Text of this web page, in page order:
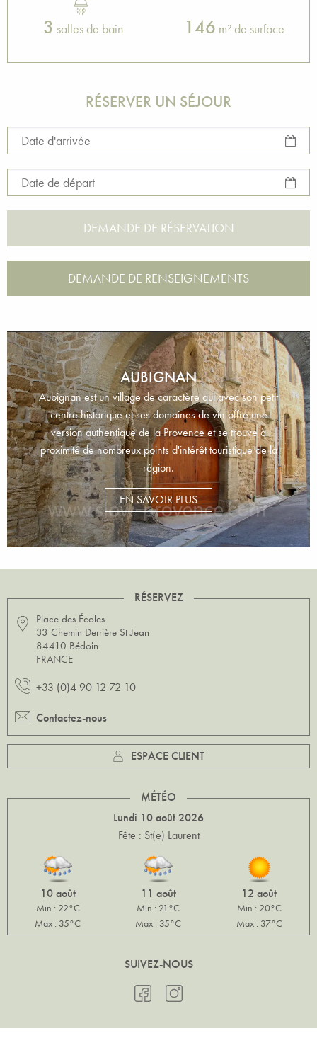
3 salles de bain 146 m² de surface
RÉSERVER UN SÉJOUR
Date d'arrivée
Date de départ
DEMANDE DE RENSEIGNEMENTS
AUBIGNAN
Aubignan est un village de caractère qui avec son petit
centre historique et ses domaines de vin offre une
version authentique de la Provence et se trouve à
proximité de nombreux points d'intérêt touristique de la
région.
EN SAVOIR PLUS
RÉSERVEZ
Place des Écoles
33 Chemin Derrière St Jean
84410 Bédoin
FRANCE
+33 (0)4 90 12 72 10
Contactez-nous
ESPACE CLIENT
MÉTÉO
Lundi 10 août 2026
Fête : St(e) Laurent
10 août
Min : 22°C
Max : 35°C
11 août
Min : 21°C
Max : 35°C
12 août
Min : 20°C
Max : 37°C
SUIVEZ-NOUS